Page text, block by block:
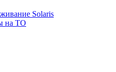
Solaris
на ТО